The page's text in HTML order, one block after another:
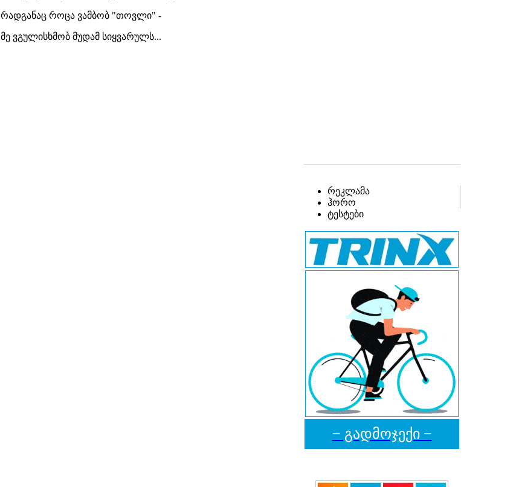
რადგანაც როცა ვამბობ "თოვლი" -
მე ვგულისხმობ მუდამ სიყვარულს...
რეკლამა
ჰორო
ტესტები
− გადმოჯექი −